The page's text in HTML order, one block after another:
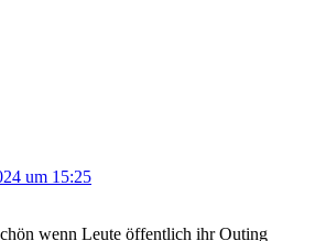
um 15:25
wenn Leute öffentlich ihr Outing